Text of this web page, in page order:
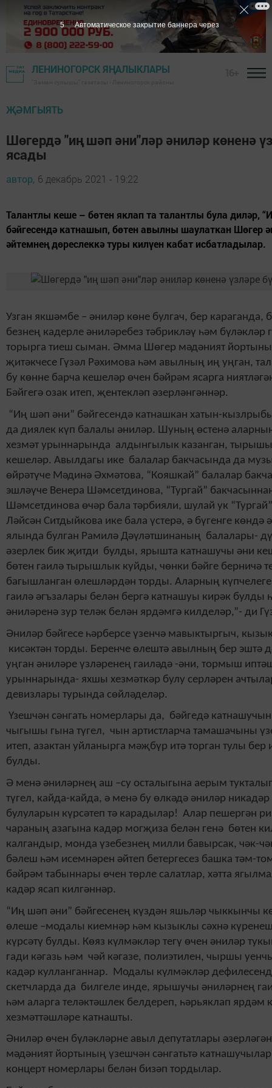
ЛЕНИНОГОРСК ЯҢАЛЫКЛАРЫ
ҖӘМГЫЯТЬ
Шөгердә "иң шәп әни"ләр әниләр көненә
ясады
автор, 6 декабрь 2021 - 19:22
Талантлы кеше – бөтен яклап та талантлы була диләр,
бәйгесендә катнашып, бөтен авылны шаулаткан Шөгер
әйтемнең дөреслеккә туры килүен кабат исбатладылар.
Узган якшәмбе – әниләр көне булгач, бер караганда,
безнең кадерле әниләребез тәбрикләү һәм бүләкләр
торырга тиеш сыман. Әмма Шөгер мәдәният
җитәкчесе Гүзәл Рәхимова һәм авылның иң уңган,
бу көнне барча кешеләр өчен бәйрәм ясарга
Бәйгегә озак итеп, җентекләп әзерләнгәннәр.
“Иң шәп әни” бәйгесендә катнашкан хатын-
да диялек күп балалы әниләр. Шуның өстенә
хезмәт урыннарында алдынгылык казанган,
кешеләр. Авылдагы ике балалар бакчасында да
өйрәтүче Мәдинә Әхмәтова, “Кояшкай” балалар
эшләүче Венера Шәмсетдинова, “Тургай”
Шәмсетдинова өчәр бала тәрбияли, шулай ук
Ләйсән Ситдыйкова ике бала үстерә, ә бүгенге көндә
ялында булган Рамилә Дәүләтшинаның балалары-
әзерлек бик җитди булды, ярышта катнашучы әни
бөтен гаилә тырышлык куйды, чөнки бәйге берничә
багышланган өлешләрдән торды. Аларның
гаилә әгъзалары белән бергә катнашуы кирәк булды
әниләренә зур теләк белән ярдәмгә килделәр,”- ди
Әниләр бәйгесе һәрберсе үзенчә мавыктыргыч,
кисәктән торды. Беренче өлештә авылның бер эштә
уңган әниләре үзләренең гаиләдә -әни, тормыш
урыннарында- яхшы хезмәткәр булу серләрен
девизлары турында сөйләделәр.
Үзешчән сәнгать номерлары да, бәйгедә
чыгышы гына түгел, чын артистларча тамашачыны
итеп, азактан уйланырга мәҗбүр итә торган тулы
булды.
Ә менә әниләрнең аш –су осталыгына аерым
түгел, кайда-кайда, ә менә бу өлкәдә әниләр никадәр
булуларын күрсәтеп тә карадылар! Алар пешергән
чараның азагына кадәр могҗиза белән генә бөтен
калгандыр, монда үзебезнең милли бавырсак, чәк-
бәлеш һәм исемнәрен әйтеп бетергесез башка тәм-
бәйрәм табыннары өчен төрле салатлар, хәтта
кадәр ясап килгәннәр.
“Иң шәп әни” бәйгесенең күздән яшьләр чыккынчы
өлеше –модалы киемнәр һәм кызыклы сәхнә
күрсәтү булды. Көяз күлмәкләр тегү өчен әниләр
гади кәгазь һәм чәй кәгазе, полиэтилен, чыршы
кадәр кулланганнар. Модалы күлмәкләр
скетчларда да билгеле инде, ярышучы әниләрнең
һәм аларга теләктәшлек белдереп, һәрьяклап ярдәм
хезмәттәшләре катнашты.
Әниләр өчен бүләкләрне авыл депутатлары
мәдәният йортының үзешчән сәнгатьтә
концерт номерлары белән бизәп тордылар.
4 Автоматическое закрытие баннера через